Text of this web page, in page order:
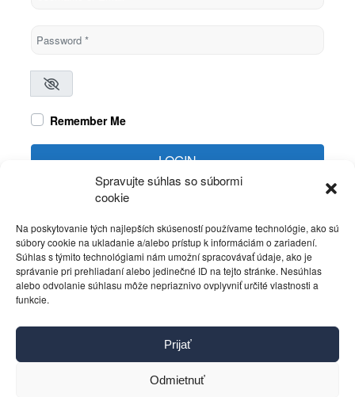
Spravujte súhlas so súbormi
cookie
Na poskytovanie tých najlepších skúseností používame technológie, ako sú
súbory cookie na ukladanie a/alebo prístup k informáciám o zariadení.
Súhlas s týmito technológiami nám umožní spracovávať údaje, ako je
správanie pri prehliadaní alebo jedinečné ID na tejto stránke. Nesúhlas
alebo odvolanie súhlasu môže nepriaznivo ovplyvniť určité vlastnosti a
funkcie.
Prijať
Odmietnuť
Password*
Remember Me
LOGIN
Kontakt
Pravidlá používania